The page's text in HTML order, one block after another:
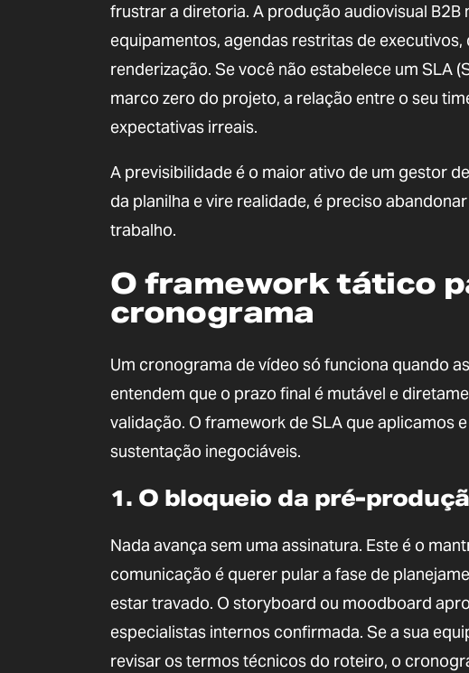
frustrar a diretoria. A produção audiovisual
equipamentos, agendas restritas de
renderização. Se você não estabelece um SLA
marco zero do projeto, a relação entre o seu
expectativas irreais.
A previsibilidade é o maior ativo de um gestor
da planilha e vire realidade, é preciso
trabalho.
O framework tático
cronograma
Um cronograma de vídeo só funciona quando
entendem que o prazo final é mutável e
validação. O framework de SLA que aplicamos
sustentação inegociáveis.
1. O bloqueio da pré-
Nada avança sem uma assinatura. Este é o
comunicação é querer pular a fase de
estar travado. O storyboard ou moodboard
especialistas internos confirmada. Se a sua
revisar os termos técnicos do roteiro, o